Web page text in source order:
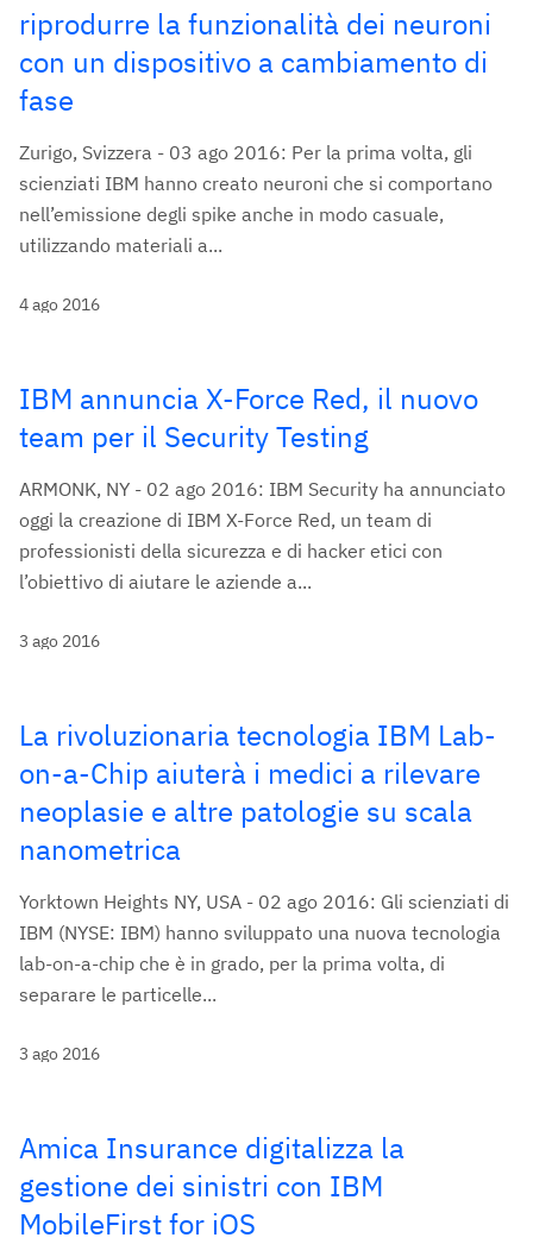
riprodurre la funzionalità dei neuroni
con un dispositivo a cambiamento di
fase
Zurigo, Svizzera - 03 ago 2016: Per la prima volta, gli
scienziati IBM hanno creato neuroni che si comportano
nell’emissione degli spike anche in modo casuale,
utilizzando materiali a...
4 ago 2016
IBM annuncia X-Force Red, il nuovo
team per il Security Testing
ARMONK, NY - 02 ago 2016: IBM Security ha annunciato
oggi la creazione di IBM X-Force Red, un team di
professionisti della sicurezza e di hacker etici con
l’obiettivo di aiutare le aziende a...
3 ago 2016
La rivoluzionaria tecnologia IBM Lab-
on-a-Chip aiuterà i medici a rilevare
neoplasie e altre patologie su scala
nanometrica
Yorktown Heights NY, USA - 02 ago 2016: Gli scienziati di
IBM (NYSE: IBM) hanno sviluppato una nuova tecnologia
lab-on-a-chip che è in grado, per la prima volta, di
separare le particelle...
3 ago 2016
Amica Insurance digitalizza la
gestione dei sinistri con IBM
MobileFirst for iOS